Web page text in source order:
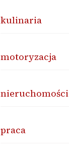
kulinaria
motoryzacja
nieruchomości
praca